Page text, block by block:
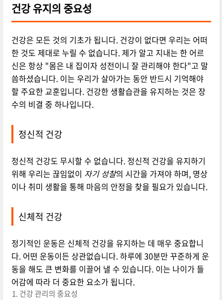
건강 유지의 중요성
건강은 모든 것의 기초가 됩니다. 건강이 없다면 우리는 어떠
한 것도 제대로 누릴 수 없습니다. 제가 알고 지내는 한 어르
신은 항상 "몸은 내 집이자 성전이니 잘 관리해야 한다"고 말
씀하셨습니다. 이는 우리가 살아가는 동안 반드시 기억해야
할 주요한 교훈입니다. 건강한 생활습관을 유지하는 것은 장
수의 비결 중 하나입니다.
정신적 건강
정신적 건강도 무시할 수 없습니다. 정신적 건강을 유지하기
위해 우리는 끊임없이 자기 성찰의 시간을 가져야 하며, 명상
이나 취미 생활을 통해 마음의 안정을 찾을 필요가 있습니다.
신체적 건강
정기적인 운동은 신체적 건강을 유지하는 데 매우 중요합니
다. 어떤 운동이든 상관없습니다. 하루에 30분만 꾸준하게 운
동을 해도 큰 변화를 이끌어 낼 수 있습니다. 이는 나이가 들
어감에 따라 더 중요한 요소가 됩니다.
건강 관리의 중요성